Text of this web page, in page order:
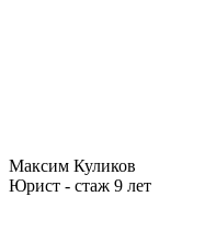
Максим Куликов
Юрист - стаж 9 лет